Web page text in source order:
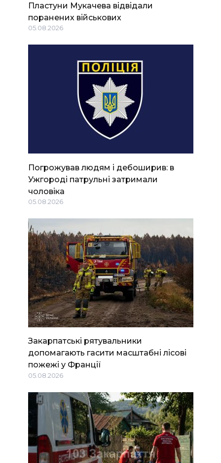
Пластуни Мукачева відвідали
поранених військових
05.08.2026
Погрожував людям і дебоширив: в
Ужгороді патрульні затримали
чоловіка
05.08.2026
Закарпатські рятувальники
допомагають гасити масштабні лісові
пожежі у Франції
05.08.2026